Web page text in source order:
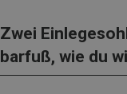
Zwei
barfuß, wie du